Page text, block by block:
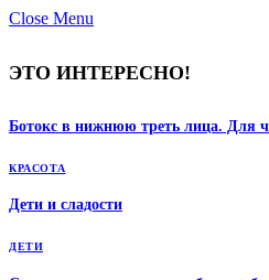
Close Menu
ЭТО ИНТЕРЕСНО!
Ботокс в нижнюю треть лица. Для
КРАСОТА
Дети и сладости
ДЕТИ